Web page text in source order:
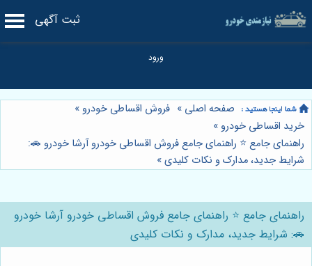
ثبت آگهی
صفحه اصلی » فروش اقساطی خودرو »
خرید اقساطی خودرو »
راهنمای جامع ⭐️ راهنمای جامع فروش اقساطی خودرو آرشا خودرو 🚗:
شرایط جدید، مدارک و نکات کلیدی»
راهنمای جامع ⭐️ راهنمای جامع فروش اقساطی خودرو آرشا خودرو
🚗: شرایط جدید، مدارک و نکات کلیدی